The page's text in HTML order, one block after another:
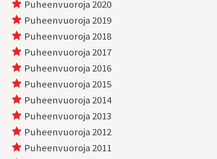
Puheenvuoroja 2020
Puheenvuoroja 2019
Puheenvuoroja 2018
Puheenvuoroja 2017
Puheenvuoroja 2016
Puheenvuoroja 2015
Puheenvuoroja 2014
Puheenvuoroja 2013
Puheenvuoroja 2012
Puheenvuoroja 2011